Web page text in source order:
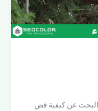
عن كيفية قص